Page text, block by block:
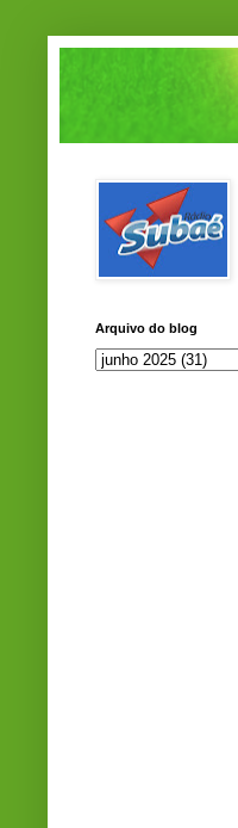
Arquivo do blog